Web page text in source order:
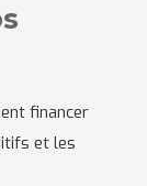
financer
et les